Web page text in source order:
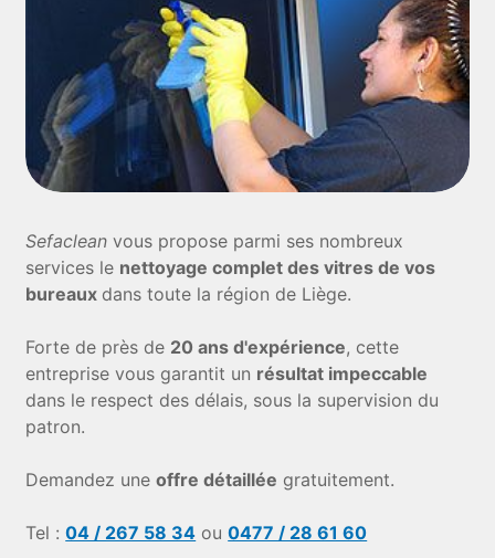
Sefaclean vous propose parmi ses nombreux
services le nettoyage complet des vitres de vos
bureaux dans toute la région de Liège.
Forte de près de 20 ans d'expérience, cette
entreprise vous garantit un résultat impeccable
dans le respect des délais, sous la supervision du
patron.
Demandez uneoffre détaillée gratuitement.
Tel :04 / 267 58 34 ou0477 / 28 61 60